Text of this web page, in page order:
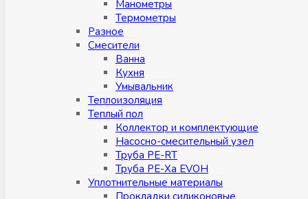
Манометры
Термометры
Разное
Смесители
Ванна
Кухня
Умывальник
Теплоизоляция
Теплый пол
Коллектор и комплектующие
Насосно-смесительный узел
Труба PE-RT
Труба PE-Xa EVOH
Уплотнительные материалы
Прокладки силиконовые